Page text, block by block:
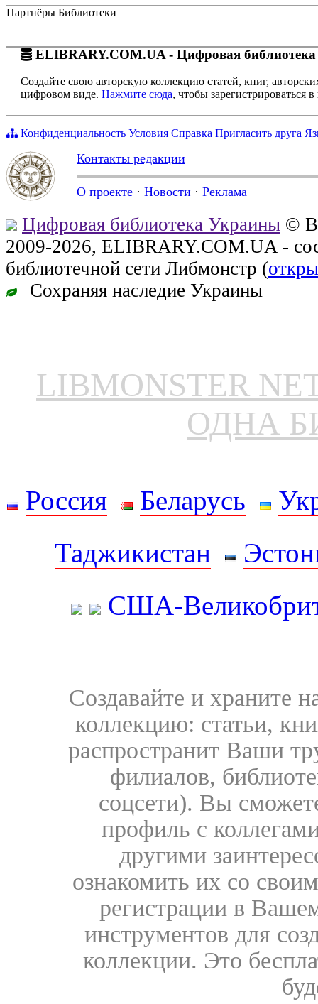
Партнёры Библиотеки
ELIBRARY.COM.UA - Цифровая библиотека
Создайте свою авторскую коллекцию статей, книг,
цифровом виде. Нажмите сюда, чтобы зарегистрироваться в
Конфиденциальность Условия Справка Пригласить друга
Контакты редакции
О проекте · Новости · Реклама
Цифровая библиотека Украины ©
2009-2026, ELIBRARY.COM.UA -
библиотечной сети Либмонстр (
Сохраняя наследие Украины
LIBMONSTER
ОДНА
Россия Беларусь
Таджикистан
США-
Создавайте и храните
коллекцию: статьи,
распространит Ваши
филиалов,
соцсети). Вы
профиль с
другими
ознакомить их со
регистрации в
инструментов для
коллекции. Это